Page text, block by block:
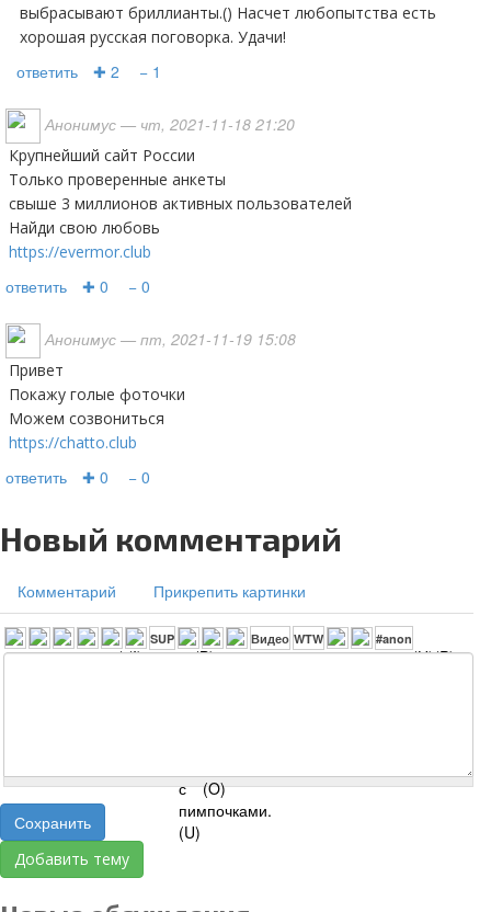
выбрасывают бриллианты.() Насчет любопытства есть
хорошая русская поговорка. Удачи!
ответить ✚ 2 − 1
Анонимус — чт, 2021-11-18 21:20
Крупнейший сайт России
Только проверенные анкеты
свыше 3 миллионов активных пользователей
Найди свою любовь
https://evermor.club
ответить ✚ 0 − 0
Анонимус — пт, 2021-11-19 15:08
Привет
Покажу голые фоточки
Можем созвониться
https://chatto.club
ответить ✚ 0 − 0
Новый комментарий
Комментарий Прикрепить картинки
Сохранить
Добавить тему